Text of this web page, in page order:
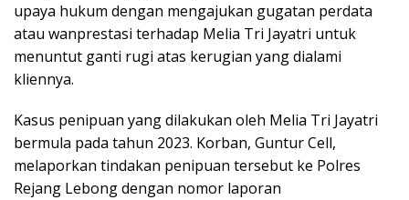
upaya hukum dengan mengajukan gugatan perdata
atau wanprestasi terhadap Melia Tri Jayatri untuk
menuntut ganti rugi atas kerugian yang dialami
kliennya.
Kasus penipuan yang dilakukan oleh Melia Tri Jayatri
bermula pada tahun 2023. Korban, Guntur Cell,
melaporkan tindakan penipuan tersebut ke Polres
Rejang Lebong dengan nomor laporan